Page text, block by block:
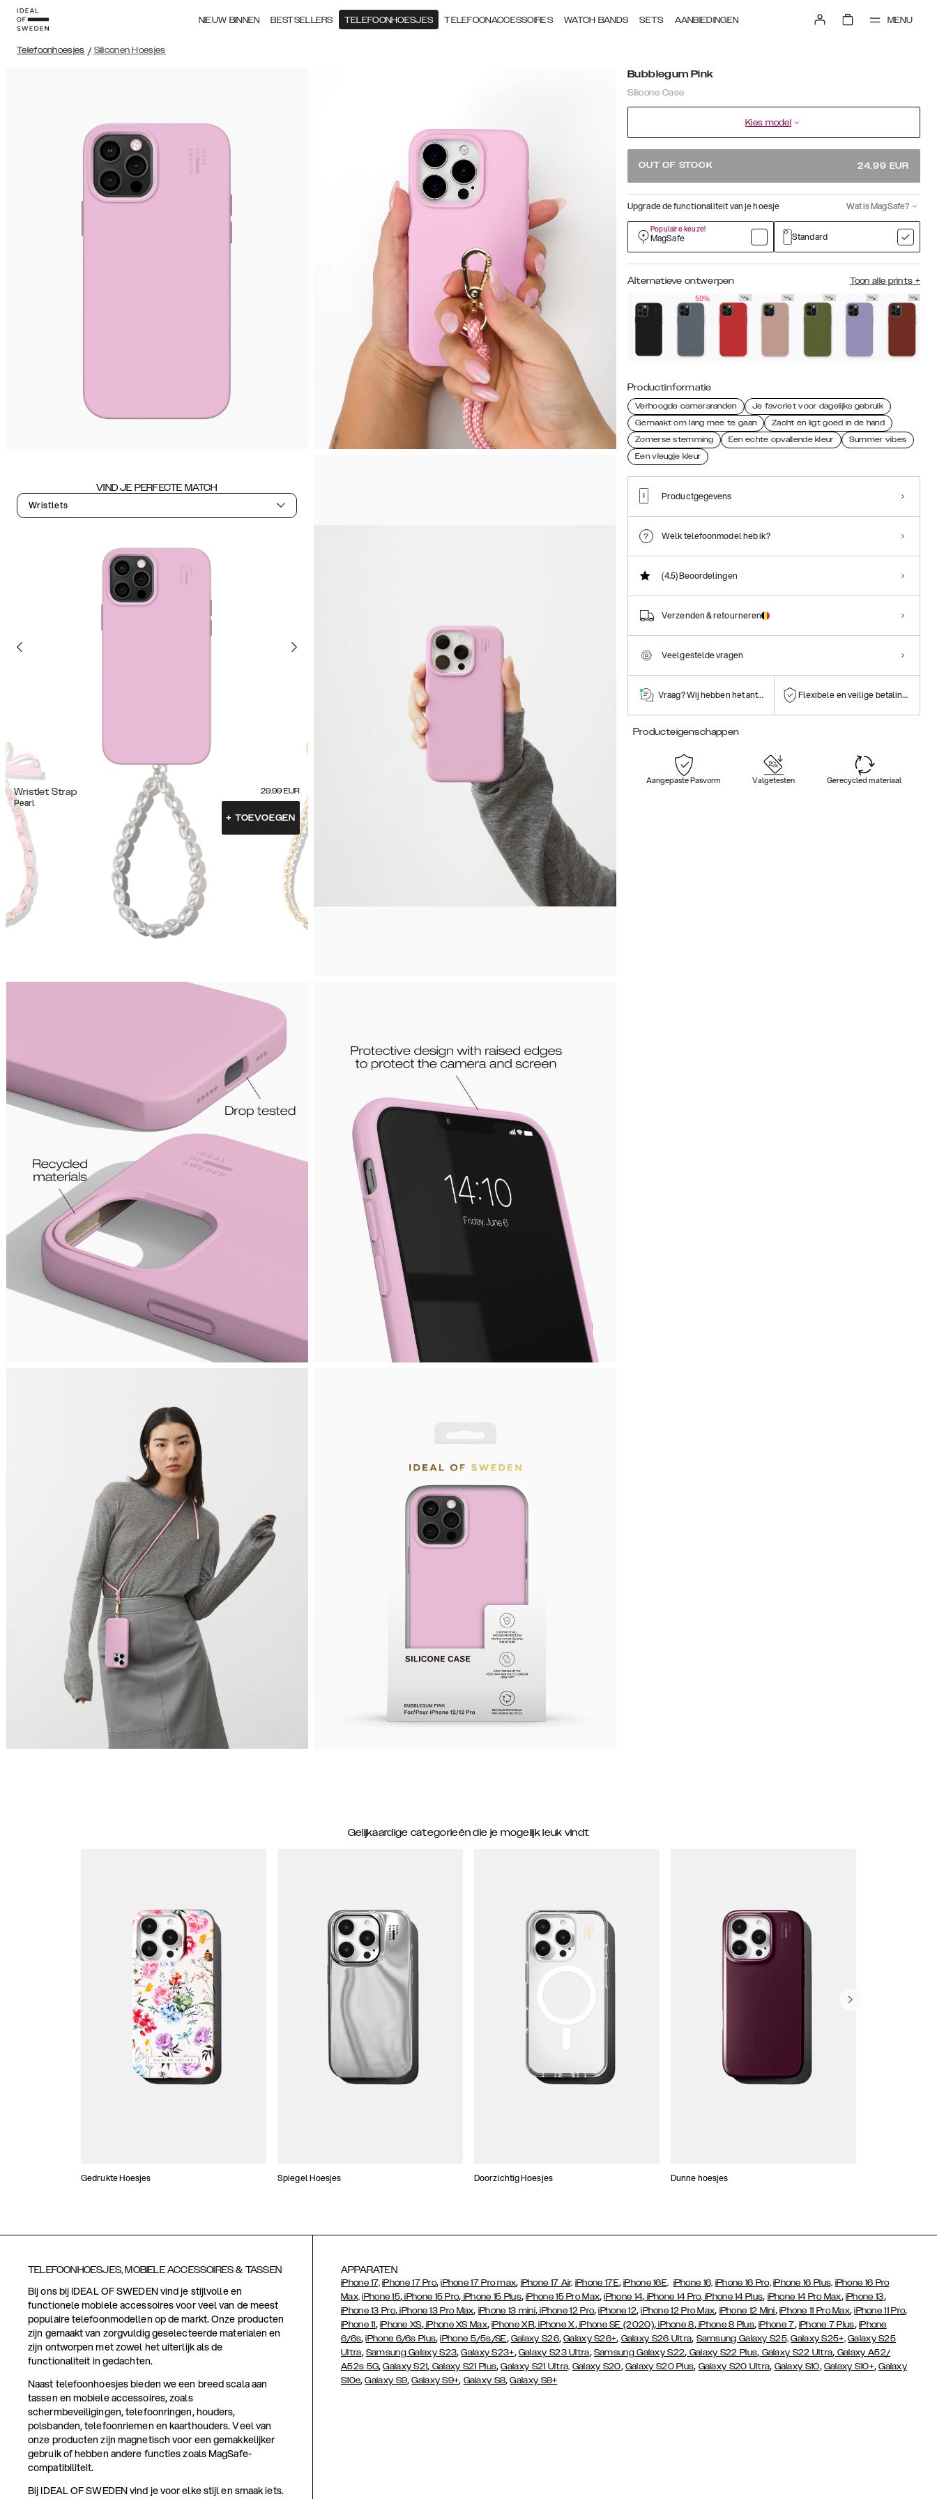
NIEUW BINNEN BESTSELLERS TELEFOONHOESJES TELEFOONACCESSOIRES WATCH BANDS SETS AANBIEDINGEN MENU
Telefoonhoesjes / Siliconen Hoesjes
VIND JE PERFECTE MATCH
Wristlets
Wristlet Strap
Pearl
29.99 EUR
+ TOEVOEGEN
Bubblegum Pink
Silicone Case
Kies model
OUT OF STOCK 24.99 EUR
Upgrade de functionaliteit van je hoesje Wat is MagSafe?
Populaire keuze!
MagSafe Standard
Alternatieve ontwerpen Toon alle prints +
50%
Productinformatie
Verhoogde cameraranden
Je favoriet voor dagelijks gebruik
Gemaakt om lang mee te gaan
Zacht en ligt goed in de hand
Zomerse stemming
Een echte opvallende kleur
Summer vibes
Een vleugje kleur
Productgegevens
Welk telefoonmodel heb ik?
(4.5)Beoordelingen
Verzenden & retourneren
Veelgestelde vragen
Vraag? Wij hebben het antwoord! Flexibele en veilige betalingen
Producteigenschappen
Aangepaste Pasvorm Valgetesten Gerecycled materiaal
Gelijkaardige categorieën die je mogelijk leuk vindt
Gedrukte Hoesjes Spiegel Hoesjes Doorzichtig Hoesjes Dunne hoesjes
TELEFOONHOESJES, MOBIELE ACCESSOIRES & TASSEN
Bij ons bij IDEAL OF SWEDEN vind je stijlvolle en
functionele mobiele accessoires voor veel van de meest
populaire telefoonmodellen op de markt. Onze producten
zijn gemaakt van zorgvuldig geselecteerde materialen en
zijn ontworpen met zowel het uiterlijk als de
functionaliteit in gedachten.
Naast telefoonhoesjes bieden we een breed scala aan
tassen en mobiele accessoires, zoals
schermbeveiligingen, telefoonringen, houders,
polsbanden, telefoonriemen en kaarthouders. Veel van
onze producten zijn magnetisch voor een gemakkelijker
gebruik of hebben andere functies zoals MagSafe-
compatibiliteit.
Bij IDEAL OF SWEDEN vind je voor elke stijl en smaak iets.
APPARATEN
iPhone 17, iPhone 17 Pro,iPhone 17 Pro max, iPhone 17 Air, iPhone 17E,iPhone 16E, iPhone 16, iPhone 16 Pro, iPhone 16 Plus, iPhone 16 Pro
Max, iPhone 15, iPhone 15 Pro, iPhone 15 Plus,iPhone 15 Pro Max,iPhone 14, iPhone 14 Pro, iPhone 14 Plus, iPhone 14 Pro Max, iPhone 13,
iPhone 13 Pro, iPhone 13 Pro Max, iPhone 13 mini,iPhone 12 Pro,iPhone 12,iPhone 12 Pro Max, iPhone 12 Mini, iPhone 11 Pro Max,iPhone 11 Pro,
iPhone 11, iPhone XS,iPhone XS Max,iPhone XR,iPhone X,iPhone SE (2020),iPhone 8,iPhone 8 Plus,iPhone 7, iPhone 7 Plus, iPhone
6/6s,iPhone 6/6s Plus,iPhone 5/5s/SE, Galaxy S26,Galaxy S26+, Galaxy S26 Ultra, Samsung Galaxy S25, Galaxy S25+, Galaxy S25
Ultra, Samsung Galaxy S23,Galaxy S23+, Galaxy S23 Ultra, Samsung Galaxy S22, Galaxy S22 Plus, Galaxy S22 Ultra, Galaxy A52/
A52s 5G,Galaxy S21, Galaxy S21 Plus,Galaxy S21 Ultra, Galaxy S20, Galaxy S20 Plus, Galaxy S20 Ultra, Galaxy S10, Galaxy S10+,Galaxy
S10e,Galaxy S9,Galaxy S9+, Galaxy S8,Galaxy S8+